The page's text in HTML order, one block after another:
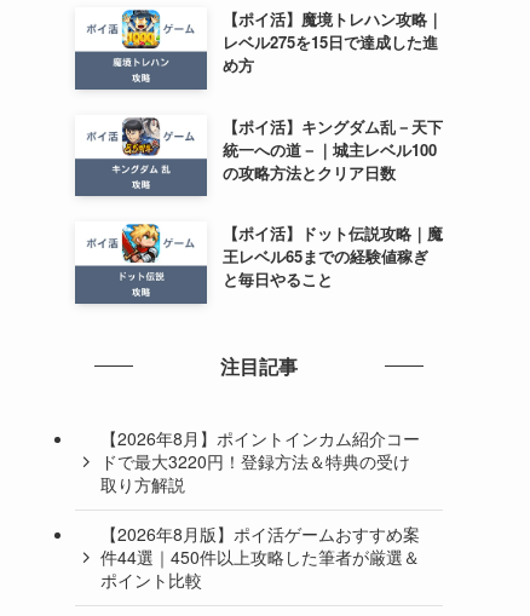
【ポイ活】魔境トレハン攻略｜
レベル275を15日で達成した進
め方
【ポイ活】キングダム乱－天下
統一への道－｜城主レベル100
の攻略方法とクリア日数
【ポイ活】ドット伝説攻略｜魔
王レベル65までの経験値稼ぎ
と毎日やること
注目記事
【2026年8月】ポイントインカム紹介コー
ドで最大3220円！登録方法＆特典の受け
取り方解説
【2026年8月版】ポイ活ゲームおすすめ案
件44選｜450件以上攻略した筆者が厳選＆
ポイント比較